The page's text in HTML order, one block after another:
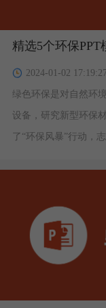
精选5个环保PPT
2024-01-02 17:19:27
绿色环保是对自然环
设备，研究新型环保
了“环保风暴”行动，